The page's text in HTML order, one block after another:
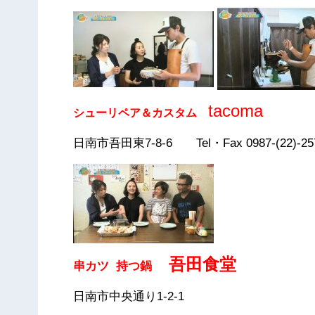
シューリペア＆カスタムtacoma
日南市吾田東7-8-6 Tel・Fax 0987-(22)-
串カツ 持つ鍋 吾田食堂
日南市中央通り1-2-1